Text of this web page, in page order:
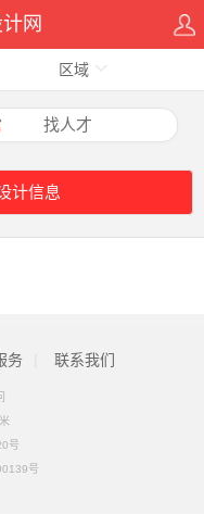
网
区域
找人才
计信息
务 联系我们
号
号